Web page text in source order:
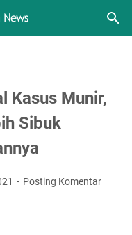
Kasus Munir,
Sibuk
Posting Komentar